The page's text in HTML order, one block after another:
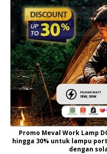
Promo Meval Work Lamp
hingga 30% untuk lampu
dengan